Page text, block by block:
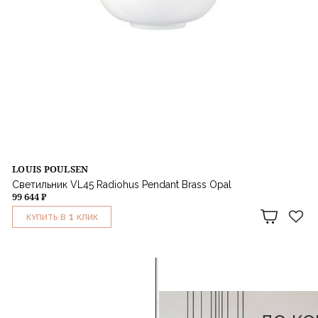
LOUIS POULSEN
Светильник VL45 Radiohus Pendant Brass Opal
99 644 ₽
КУПИТЬ В 1 КЛИК